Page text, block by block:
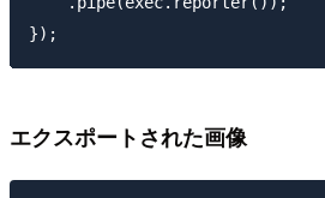
エクスポートされた画像